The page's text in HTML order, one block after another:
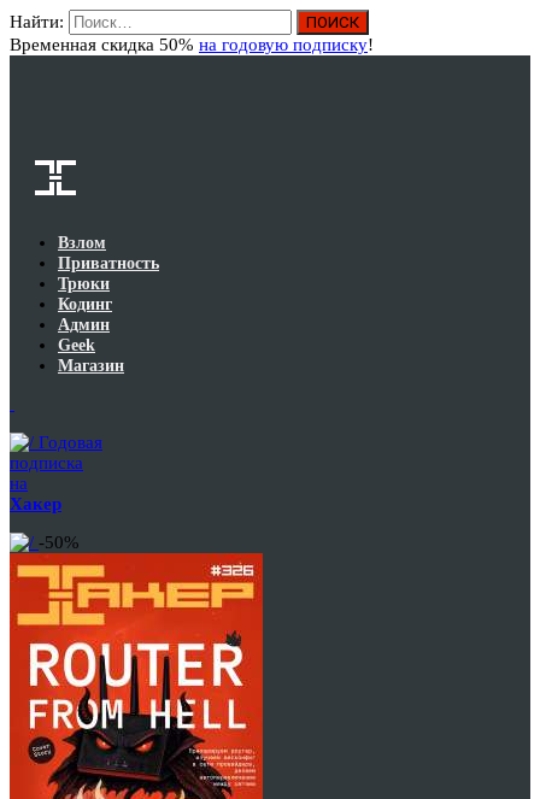
Найти:
Временная скидка 50% на годовую подписку!
Взлом
Приватность
Трюки
Кодинг
Админ
Geek
Магазин
Годовая
подписка
на
Хакер
-50%